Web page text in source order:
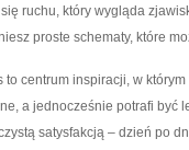
ruchu, który wygląda
proste schematy, które
centrum inspiracji, w
a jednocześnie potrafi być
satysfakcją – dzień po